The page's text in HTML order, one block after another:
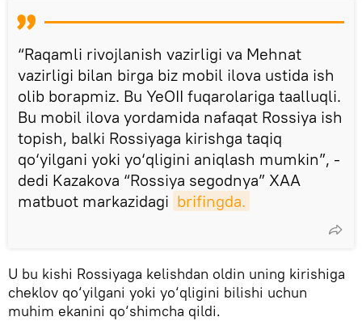
“Raqamli rivojlanish vazirligi va Mehnat
vazirligi bilan birga biz mobil ilova ustida ish
olib borapmiz. Bu YeOII fuqarolariga taalluqli.
Bu mobil ilova yordamida nafaqat Rossiya ish
topish, balki Rossiyaga kirishga taqiq
qo‘yilgani yoki yo‘qligini aniqlash mumkin”, -
dedi Kazakova “Rossiya segodnya” XAA
matbuot markazidagi brifingda.
U bu kishi Rossiyaga kelishdan oldin uning kirishiga
cheklov qo‘yilgani yoki yo‘qligini bilishi uchun
muhim ekanini qo‘shimcha qildi.